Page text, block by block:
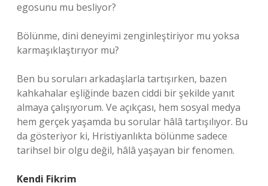
egosunu mu besliyor?
Bölünme, dini deneyimi zenginleştiriyor mu yoksa
karmaşıklaştırıyor mu?
Ben bu soruları arkadaşlarla tartışırken, bazen
kahkahalar eşliğinde bazen ciddi bir şekilde yanıt
almaya çalışıyorum. Ve açıkçası, hem sosyal medya
hem gerçek yaşamda bu sorular hâlâ tartışılıyor. Bu
da gösteriyor ki, Hristiyanlıkta bölünme sadece
tarihsel bir olgu değil, hâlâ yaşayan bir fenomen.
Kendi Fikrim